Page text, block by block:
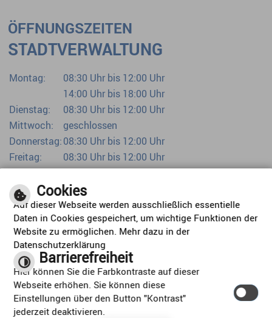
ÖFFNUNGSZEITEN
STADTVERWALTUNG
Montag:
08:30 Uhr bis 12:00 Uhr
14:00 Uhr bis 18:00 Uhr
Dienstag:
08:30 Uhr bis 12:00 Uhr
Mittwoch:
geschlossen
Donnerstag:08:30 Uhr bis 12:00 Uhr
Freitag:
08:30 Uhr bis 12:00 Uhr
Bürgerbüro bereits ab 07:00 Uhr
ORTSPLAN
Cookies
Auf dieser Webseite werden ausschließlich essentielle
Daten in Cookies gespeichert, um wichtige Funktionen der
Website zu ermöglichen. Mehr dazu in der
Datenschutzerklärung
Barrierefreiheit
Hier können Sie die Farbkontraste auf dieser
Webseite erhöhen. Sie können diese
Einstellungen über den Button "Kontrast"
jederzeit deaktivieren.